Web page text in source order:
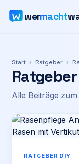
wermacht
Karte
Ratgeber
Werbung
Start › Ratgeber ›
Ratgeber
Alle Beiträge
RATGEBER DIY